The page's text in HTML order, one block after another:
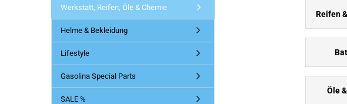
Reifen
Öle
Werkstatt, Reifen, Öle & Chemie
Helme & Bekleidung
Lifestyle
Gasolina Special Parts
SALE %